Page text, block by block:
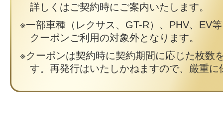
詳しくはご契約時にご案内いたします。
一部車種（レクサス、GT-R）、PHV、EV
クーポンご利用の対象外となります。
クーポンは契約時に契約期間に応じた枚数
す。再発行はいたしかねますので、厳重に